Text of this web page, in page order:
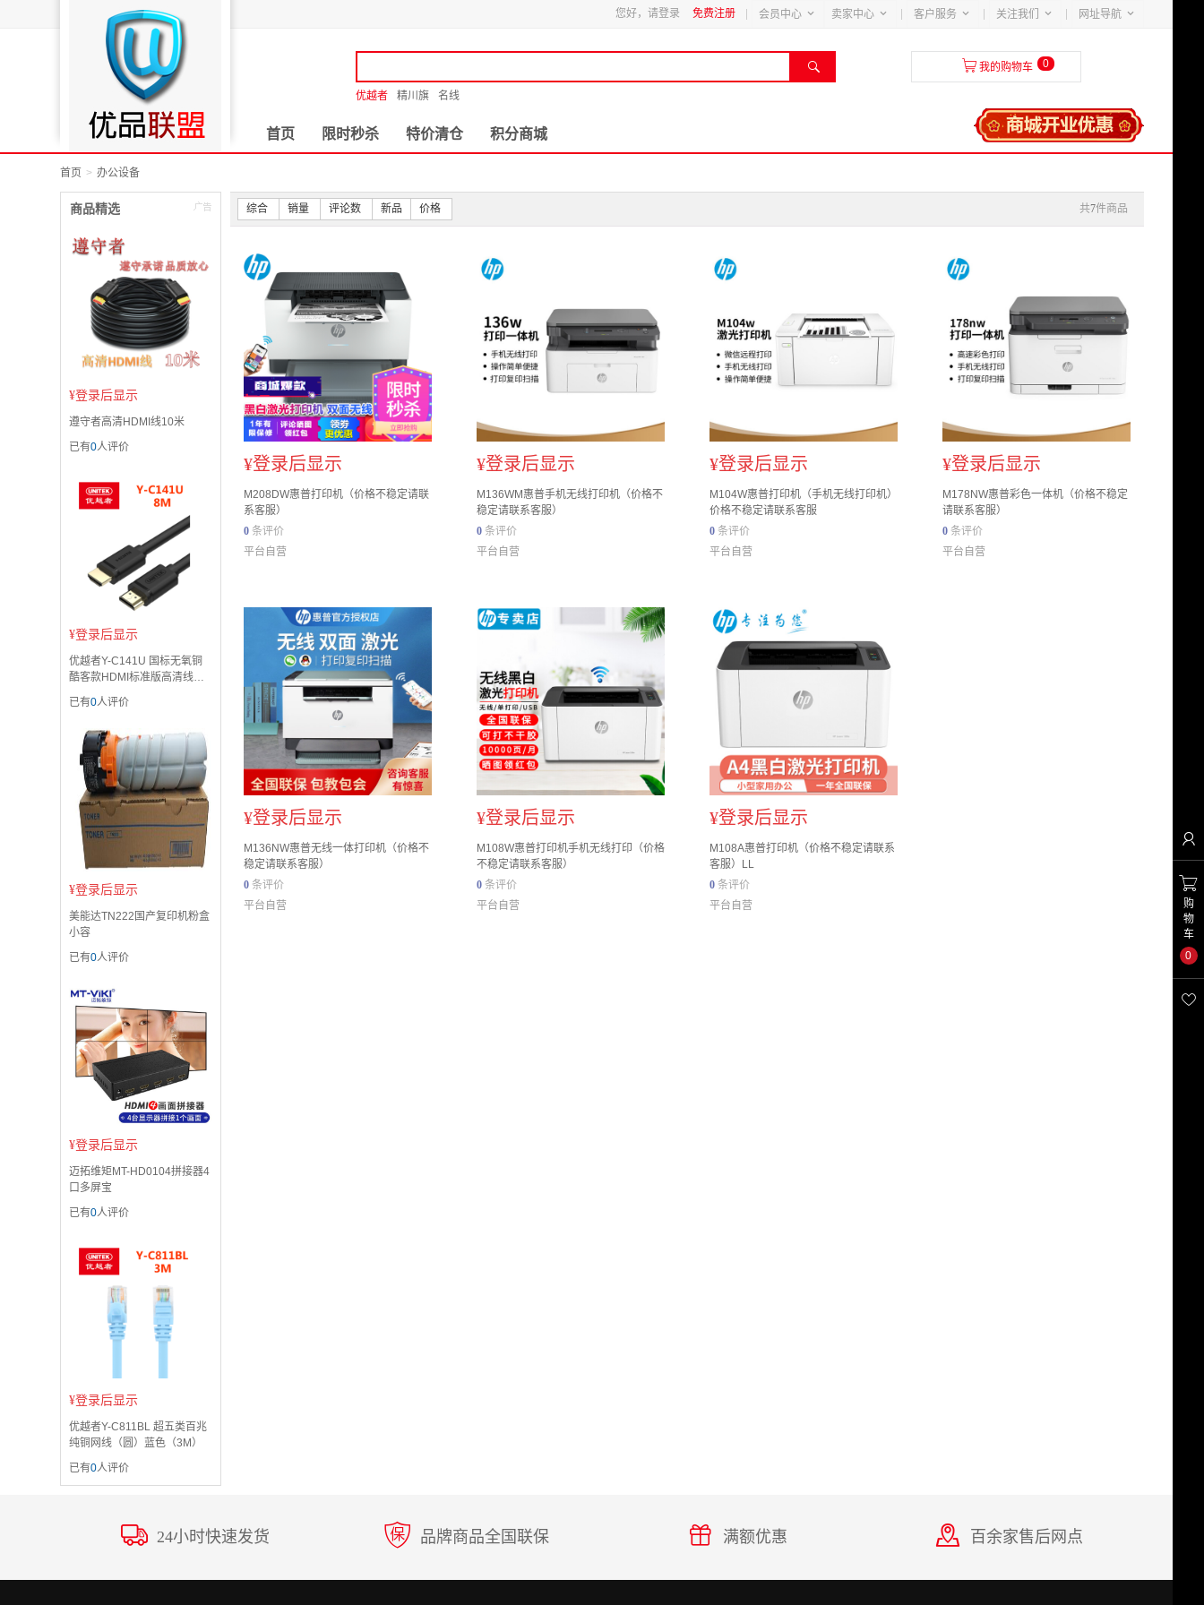
您好，请登录 免费注册 会员中心  卖家中心  客户服务  关注我们  网址导航 

优越者 精川旗 名线
 我的购物车 0
首页 限时秒杀 特价清仓 积分商城
首页 办公设备
商品精选
¥登录后显示
遵守者高清HDMI线10米
已有0人评价
¥登录后显示
优越者Y-C141U 国标无氧铜
酷客款HDMI标准版高清线（8
米）
已有0人评价
¥登录后显示
美能达TN222国产复印机粉盒
小容
已有0人评价
¥登录后显示
迈拓维矩MT-HD0104拼接器4
口多屏宝
已有0人评价
¥登录后显示
优越者Y-C811BL 超五类百兆
纯铜网线（圆）蓝色（3M）
已有0人评价
综合 销量 评论数 新品 价格 共7件商品
¥登录后显示
M208DW惠普打印机（价格不稳定请联
系客服）
0 条评价
平台自营
¥登录后显示
M136WM惠普手机无线打印机（价格不
稳定请联系客服）
0 条评价
平台自营
¥登录后显示
M104W惠普打印机（手机无线打印机）
价格不稳定请联系客服
0 条评价
平台自营
¥登录后显示
M178NW惠普彩色一体机（价格不稳定
请联系客服）
0 条评价
平台自营
¥登录后显示
M136NW惠普无线一体打印机（价格不
稳定请联系客服）
0 条评价
平台自营
¥登录后显示
M108W惠普打印机手机无线打印（价格
不稳定请联系客服）
0 条评价
平台自营
¥登录后显示
M108A惠普打印机（价格不稳定请联系
客服）LL
0 条评价
平台自营
24小时快速发货 品牌商品全国联保 满额优惠 百余家售后网点


购
物
车
0
